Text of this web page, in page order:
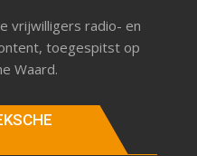
vrijwilligers radio- en
toegespitst op
Waard.